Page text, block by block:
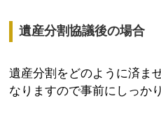
遺産分割協議後の場合
遺産分割をどのように済ま
なりますので事前にしっか